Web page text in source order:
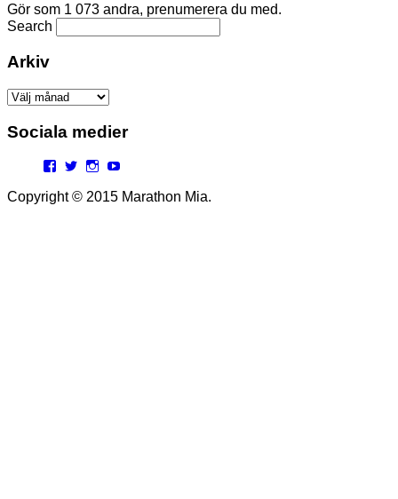
Gör som 1 073 andra, prenumerera du med.
Search
Arkiv
Arkiv
Sociala medier
Facebook
TwitterInstagram
Copyright © 2015 Marathon Mia.